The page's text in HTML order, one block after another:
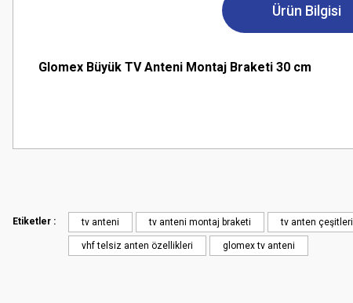
Ürün Bilgisi
Glomex Büyük TV Anteni Montaj Braketi 30 cm
Görüş ve önerileriniz için teşekkür ederiz.
Ürün bilgilerinde hatalar bulunuyor.
Ürün fiyatı diğer sitelerden daha pahalı.
Etiketler : tv anteni tv anteni montaj braketi tv anten çeşitleri
vhf telsiz anten özellikleri glomex tv anteni